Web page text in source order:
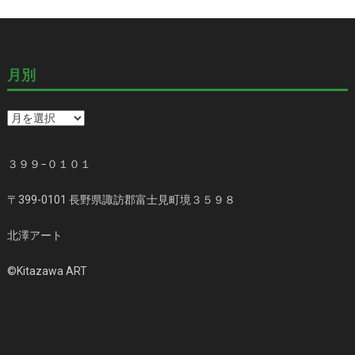
月別
月
３９９−０１０１
〒399-0101 長野県諏訪郡富士見町境３５９８
北澤アート
©️Kitazawa ART